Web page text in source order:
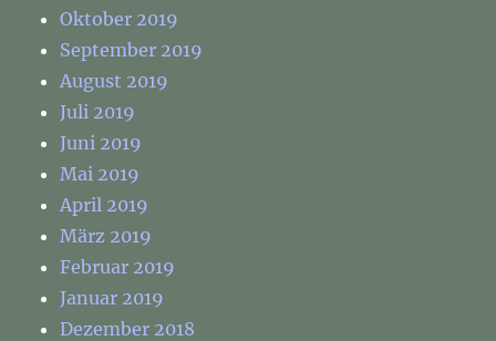
Oktober 2019
September 2019
August 2019
Juli 2019
Juni 2019
Mai 2019
April 2019
März 2019
Februar 2019
Januar 2019
Dezember 2018